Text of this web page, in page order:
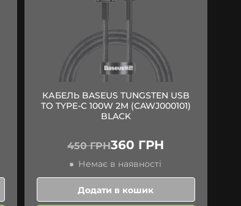
КАБЕЛЬ BASEUS TUNGSTEN USB
TO TYPE-C 100W 2M (CAWJ000101)
BLACK
450 ГРН360 ГРН
Немає в наявності
Додати в кошик